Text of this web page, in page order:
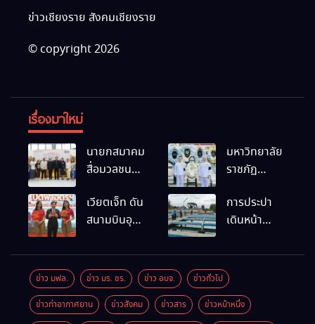
ข่าวเชียงราย สังคมเชียงราย
© copyright 2026
เรื่องมาใหม่
นายกสมาคม
สื่อมวลชน
ประชาสัมพันธ์
เชียงราย
กิจกรรมที่
สำนักงาน
การท่องเที่ยว
และกีฬา
มหาวิทยาลัย
ราชภัฏ
ร่วมเป็นเจ้า
ภาพพิธี
พร้อมน้อม
สำนึกในพระ
มหากรุณาธิคุณ
เวียตเจ็ท ดัน
สนามบินอุ
เชื่อมต่อเส้น
ทางนานาชาติ
การประปา
เดินหน้า
แห่งใหม่
ข่าว มฟล. ข่าว มร. ชร. ข่าว อบจ. ข่าวทั่วไป
ข่าวท่าอากาศยาน ข่าวสังคม ข่าวสาร ข่าวหน้าหนึ่ง